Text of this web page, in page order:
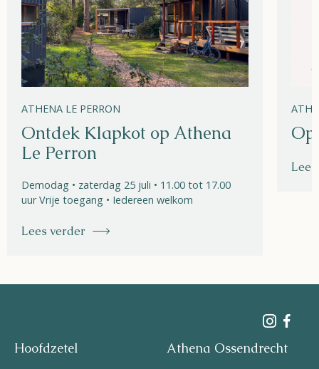
ATHENA LE PERRON
Ontdek Klapkot op Athena
Le Perron
Demodag • zaterdag 25 juli • 11.00 tot 17.00
uur Vrije toegang • Iedereen welkom
Lees verder
Hoofdzetel Athena Ossendrecht